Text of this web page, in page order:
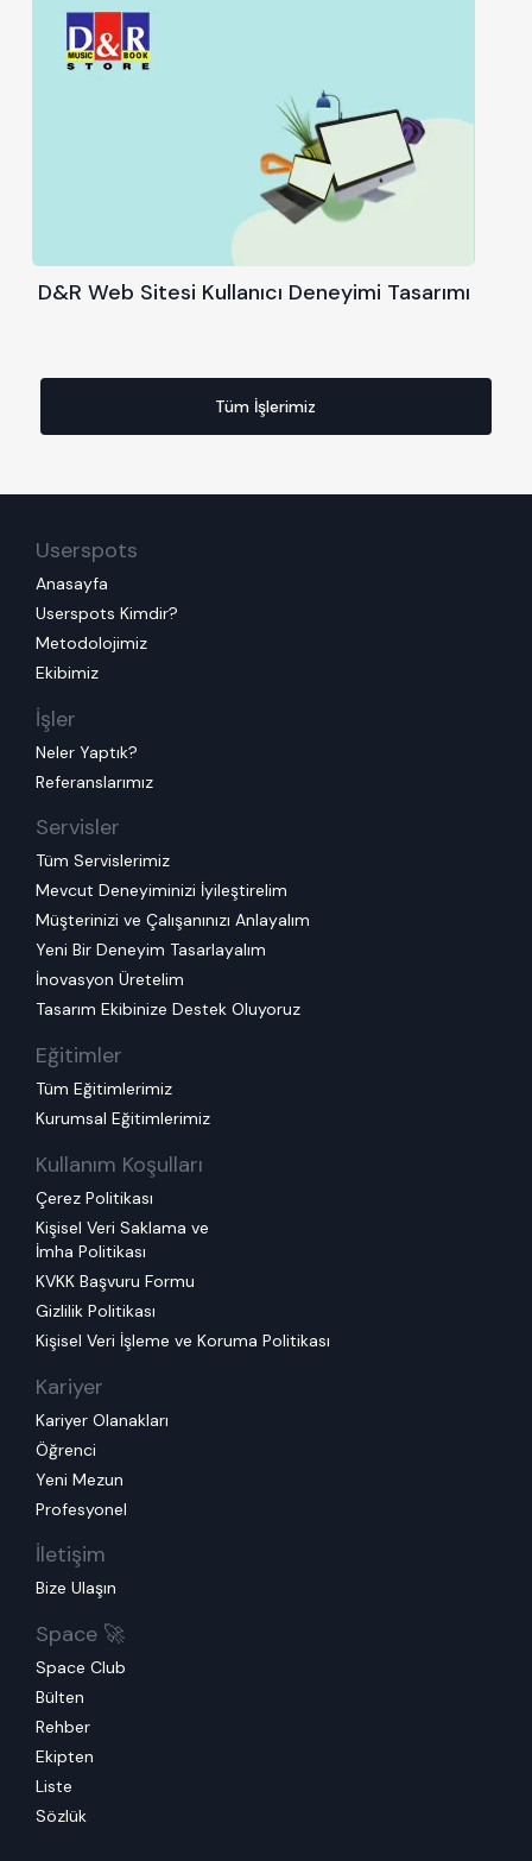
D&R Web Sitesi Kullanıcı Deneyimi Tasarımı
Tüm İşlerimiz
Userspots
Anasayfa
Userspots Kimdir?
Metodolojimiz
Ekibimiz
İşler
Neler Yaptık?
Referanslarımız
Servisler
Tüm Servislerimiz
Mevcut Deneyiminizi İyileştirelim
Müşterinizi ve Çalışanınızı Anlayalım
Yeni Bir Deneyim Tasarlayalım
İnovasyon Üretelim
Tasarım Ekibinize Destek Oluyoruz
Eğitimler
Tüm Eğitimlerimiz
Kurumsal Eğitimlerimiz
Kullanım Koşulları
Çerez Politikası
Kişisel Veri Saklama ve
İmha Politikası
KVKK Başvuru Formu
Gizlilik Politikası
Kişisel Veri İşleme ve Koruma Politikası
Kariyer
Kariyer Olanakları
Öğrenci
Yeni Mezun
Profesyonel
İletişim
Bize Ulaşın
Space 🚀
Space Club
Bülten
Rehber
Ekipten
Liste
Sözlük